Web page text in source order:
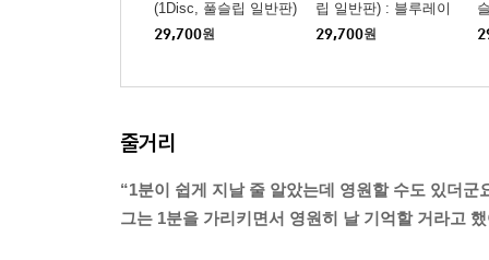
(1Disc, 풀슬립 일반판)
: 블루레이
29,700원
립 일반판) : 블루레이
29,700원
줄거리
“1분이 쉽게 지날 줄 알았는데 영원할 수도 있더군
그는 1분을 가리키면서 영원히 날 기억할 거라고